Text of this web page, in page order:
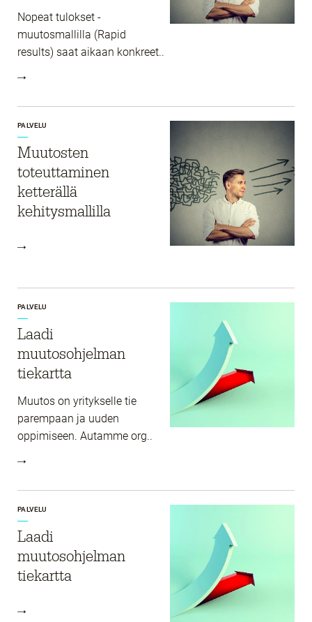
Nopeat tulokset -
muutosmallilla (Rapid
results) saat aikaan konkreet..
PALVELU
Muutosten
toteuttaminen
ketterällä
kehitysmallilla
PALVELU
Laadi
muutosohjelman
tiekartta
Muutos on yritykselle tie
parempaan ja uuden
oppimiseen. Autamme org..
PALVELU
Laadi
muutosohjelman
tiekartta